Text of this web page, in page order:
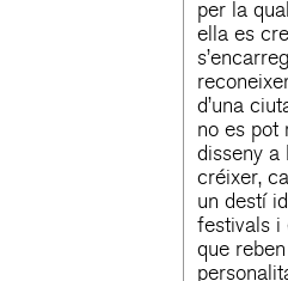
per la
ella es
d’una
no es pot
disseny a
créixer,
un destí
festivals i
que